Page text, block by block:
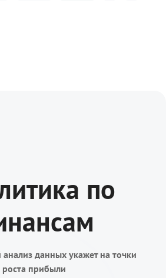
по
данных укажет на точки
роста прибыли